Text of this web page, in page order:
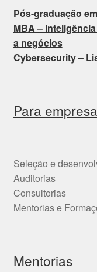
Pós-graduação
MBA –
a negócios
Cybersecurity –
Para
Seleção e
Auditorias
Consultorias
Mentorias e
Mentorias